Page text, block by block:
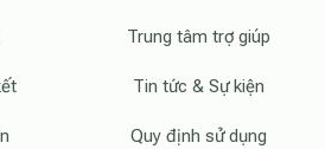
Trung tâm trợ giúp
Tin tức & Sự kiện
Quy định sử dụng